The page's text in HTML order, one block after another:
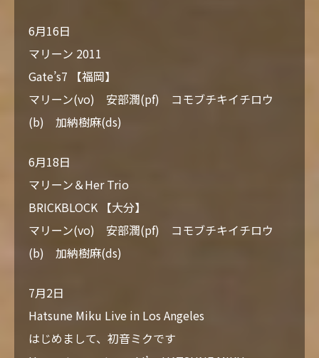
6月16日
マリーン 2011
Gate’s7 【福岡】
マリーン(vo) 安部潤(pf) コモブチキイチロウ
(b) 加納樹麻(ds)
6月18日
マリーン＆Her Trio
BRICKBLOCK 【大分】
マリーン(vo) 安部潤(pf) コモブチキイチロウ
(b) 加納樹麻(ds)
7月2日
Hatsune Miku Live in Los Angeles
はじめまして、初音ミクです